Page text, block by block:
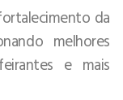
da
melhores
e mais